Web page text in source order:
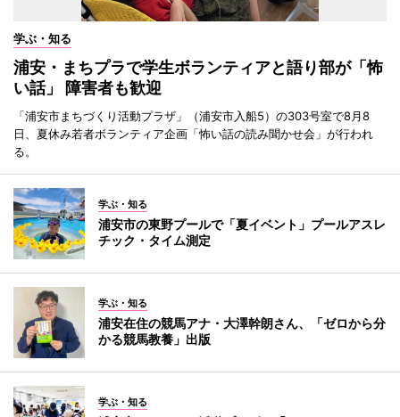
学ぶ・知る
浦安・まちプラで学生ボランティアと語り部が「怖
い話」 障害者も歓迎
「浦安市まちづくり活動プラザ」（浦安市入船5）の303号室で8月8
日、夏休み若者ボランティア企画「怖い話の読み聞かせ会」が行われ
る。
学ぶ・知る
浦安市の東野プールで「夏イベント」プールアスレ
チック・タイム測定
学ぶ・知る
浦安在住の競馬アナ・大澤幹朗さん、「ゼロから分
かる競馬教養」出版
学ぶ・知る